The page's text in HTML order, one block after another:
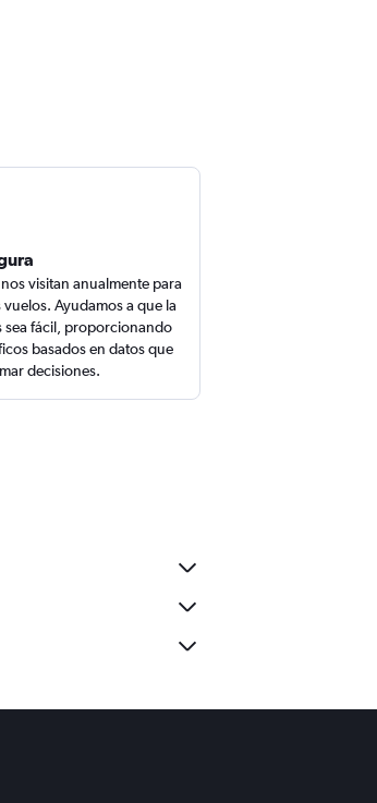
visitan anualmente para
Ayudamos a que la
sea fácil, proporcionando
basados en datos que
decisiones.